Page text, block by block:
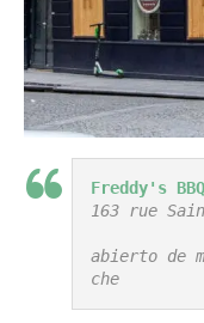
Freddy's BBQ
163 rue
abierto de
che